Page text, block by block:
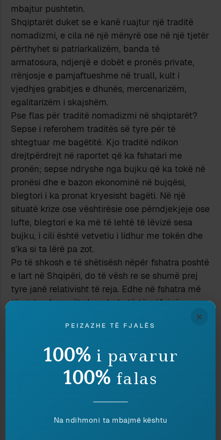
mbajtur pushtetin.
Shqiptarët duket se e kanë ruajtur një traditë
nomadizmi, e cila në një mënyrë ose në një tjetër
përthyhet si patriarkalizëm, banda të
armatosura, ndjenjë e dobët e pronës private,
rrënjosje e pamjaftueshme në truall, kult i
vjedhjes grabitjes e dhunës, mercenarizëm,
egalitarizëm i skajshëm.
Pse flas për traditë nomadizmi në shqiptarët?
Sepse i referohem traditës së tyre për të
shtegtuar me bagëtitë. Kjo traditë ndikon
drejtpërdrejt në raportet që ka fshatari me
pronën; sepse ndryshe nga bujku që ka tokë në
pronësi dhe e bazon ekonominë në bujqësi,
blegtori i ka pronat kryesisht bagëti. Në një
situatë krize ose vështirësie ose përndjekjeje ose
lufte, blegtori e ka më të lehtë të lëvizë sesa
bujku, i cili është vetvetiu i lidhur me tokën dhe
s’ka si ta lërë pa zot.
Po të shkosh e të shëtisësh nëpër fshatra poshtë
e lart në Shqipëri, do të vësh re se shumë prej
tyre janë relativisht të reja. Edhe në fshatra më
të vjetra, banorët shpesh do të të rrëfejnë se nga
mëdha të popullsisë, për arsye të ndryshme. Kjo
edhe me lidhjet e dobëta të atyre që kanë
lëvizur me pronat e patundshme ose tokat.
Është toka që të mban të lidhur pas vetes.
tokën në Shqipëri: ç’raporte kanë pasur me
×
PEIZAZHE TË FJALËS
100% i pavarur
100% falas
Na ndihmoni ta mbajmë kështu